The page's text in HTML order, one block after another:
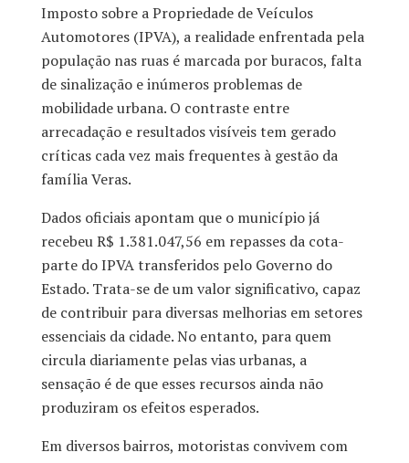
Imposto sobre a Propriedade de Veículos
Automotores (IPVA), a realidade enfrentada pela
população nas ruas é marcada por buracos, falta
de sinalização e inúmeros problemas de
mobilidade urbana. O contraste entre
arrecadação e resultados visíveis tem gerado
críticas cada vez mais frequentes à gestão da
família Veras.
Dados oficiais apontam que o município já
recebeu R$ 1.381.047,56 em repasses da cota-
parte do IPVA transferidos pelo Governo do
Estado. Trata-se de um valor significativo, capaz
de contribuir para diversas melhorias em setores
essenciais da cidade. No entanto, para quem
circula diariamente pelas vias urbanas, a
sensação é de que esses recursos ainda não
produziram os efeitos esperados.
Em diversos bairros, motoristas convivem com